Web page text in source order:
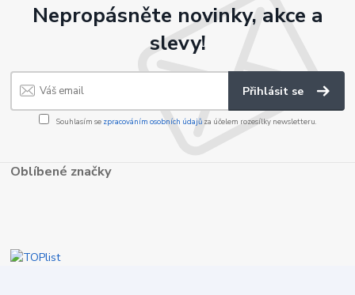
Nepropásněte novinky, akce a
slevy!
Přihlásit se
Souhlasím se zpracováním osobních údajůza účelem rozesílky newsletteru.
Oblíbené značky